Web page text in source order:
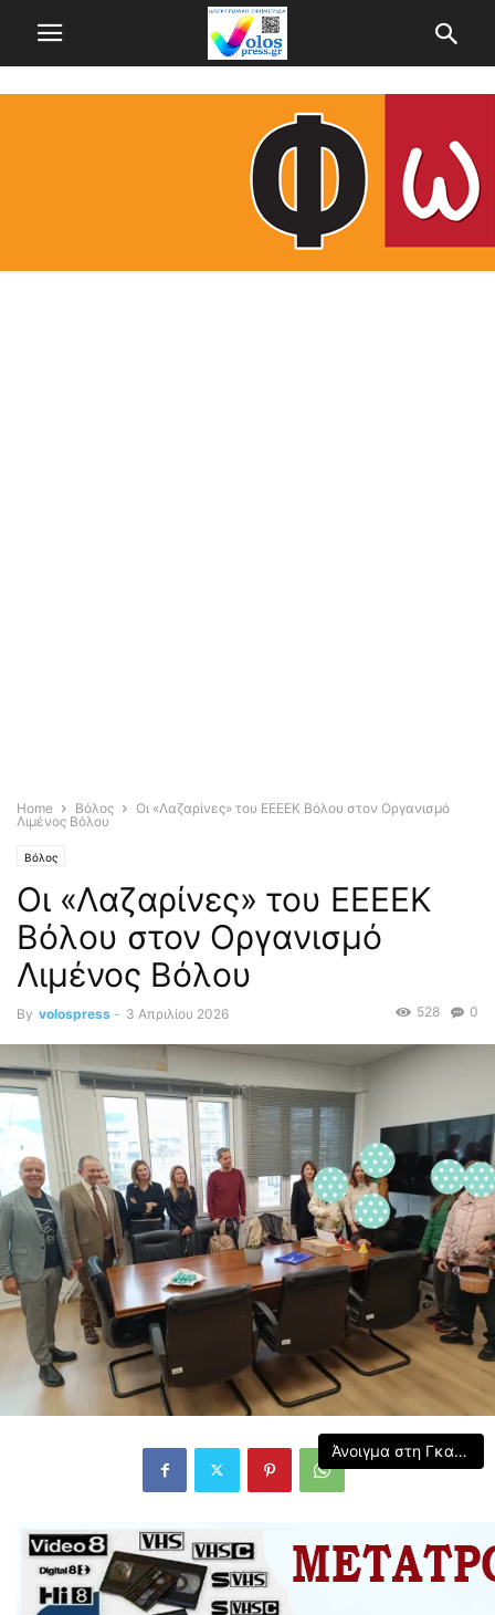
Home Βόλος
Οι «Λαζαρίνες» του ΕΕΕΕΚ Βόλου στον Οργανισμό
Λιμένος Βόλου
Βόλος
Οι «Λαζαρίνες» του ΕΕΕΕΚ
Βόλου στον Οργανισμό
Λιμένος Βόλου
By volospress - 3 Απριλίου 2026 0
528
Άνοιγμα στη Γκαλερί